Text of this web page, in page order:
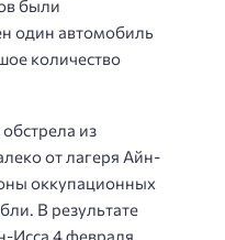
были
один автомобиль
количество
из
от лагеря Айн-
оккупационных
В результате
Исса 4 февраля